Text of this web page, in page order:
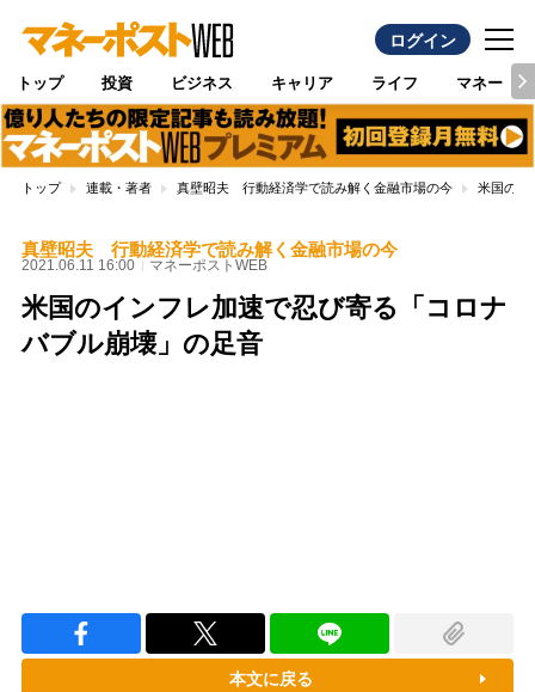
ログイン
トップ 投資 ビジネス キャリア ライフ マネー
トップ 連載・著者 真壁昭夫 行動経済学で読み解く金融市場の今 米国のイ
真壁昭夫 行動経済学で読み解く金融市場の今
2021.06.11 16:00 マネーポストWEB
米国のインフレ加速で忍び寄る「コロナ
バブル崩壊」の足音
本文に戻る